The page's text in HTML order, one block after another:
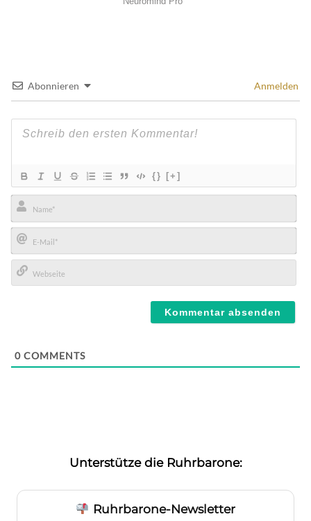
Abonnieren Anmelden
{} [+]
Name*
E-
Mail*
0 COMMENTS
Unterstütze die Ruhrbarone:
Ruhrbarone-Newsletter